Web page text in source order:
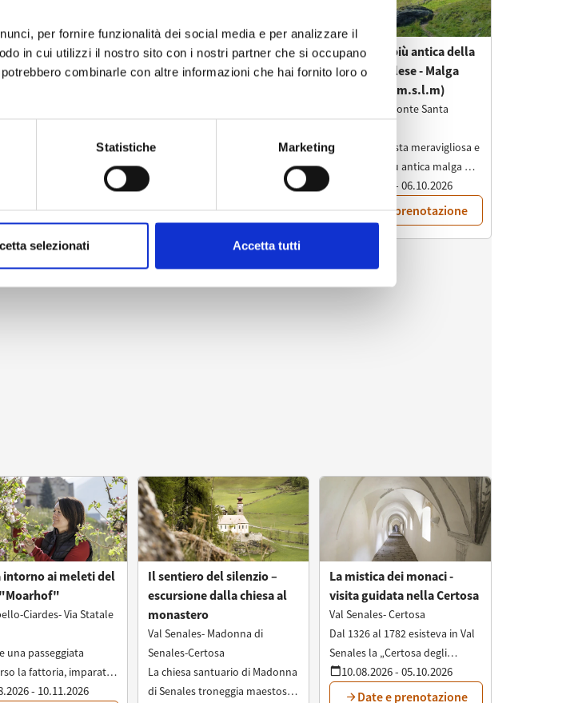
per fornire funzionalità dei social media e per analizzare il
in cui utilizzi il nostro sito con i nostri partner che si occupano
combinarle con altre informazioni che hai fornito loro o
Statistiche Marketing
selezionati Accetta tutti